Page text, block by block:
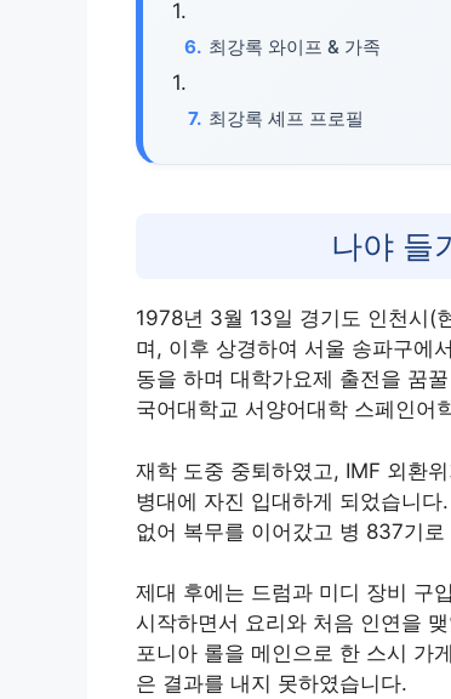
최강록 와이프 & 가족
최강록 셰프 프로필
나야 들
1978년 3월 13일 경기도 인천시(
며, 이후 상경하여 서울 송파구에
동을 하며 대학가요제 출전을 꿈
국어대학교 서양어대학 스페인어
재학 도중 중퇴하였고, IMF 외환
병대에 자진 입대하게 되었습니
없어 복무를 이어갔고 병 837기
제대 후에는 드럼과 미디 장비 구
시작하면서 요리와 처음 인연을
포니아 롤을 메인으로 한 스시 가
은 결과를 내지 못하였습니다.